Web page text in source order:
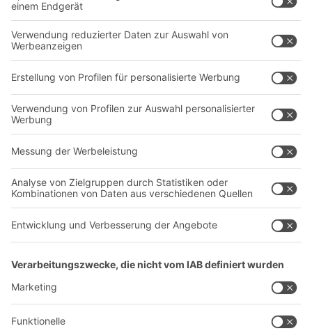
Regalsysteme
Transportsysteme
Dienstleistungen
Unternehmen
Über uns
Produktionsstandorte
Karriere
Follow us
BIT O
YOUR LIFE.